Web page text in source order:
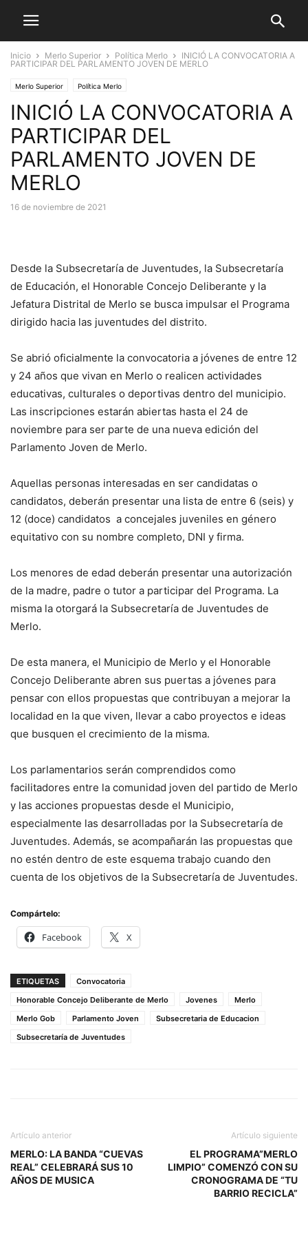
Inicio Merlo Superior Política Merlo
INICIÓ LA CONVOCATORIA A
PARTICIPAR DEL PARLAMENTO JOVEN DE MERLO
Merlo Superior Política Merlo
INICIÓ LA CONVOCATORIA A
PARTICIPAR DEL
PARLAMENTO JOVEN DE
MERLO
16 de noviembre de 2021
Desde la Subsecretaría de Juventudes, la Subsecretaría
de Educación, el Honorable Concejo Deliberante y la
Jefatura Distrital de Merlo se busca impulsar el Programa
dirigido hacia las juventudes del distrito.
Se abrió oficialmente la convocatoria a jóvenes de entre 12
y 24 años que vivan en Merlo o realicen actividades
educativas, culturales o deportivas dentro del municipio.
Las inscripciones estarán abiertas hasta el 24 de
noviembre para ser parte de una nueva edición del
Parlamento Joven de Merlo.
Aquellas personas interesadas en ser candidatas o
candidatos, deberán presentar una lista de entre 6 (seis) y
12 (doce) candidatos a concejales juveniles en género
equitativo con su nombre completo, DNI y firma.
Los menores de edad deberán presentar una autorización
de la madre, padre o tutor a participar del Programa. La
misma la otorgará la Subsecretaría de Juventudes de
Merlo.
De esta manera, el Municipio de Merlo y el Honorable
Concejo Deliberante abren sus puertas a jóvenes para
pensar con ellos propuestas que contribuyan a mejorar la
localidad en la que viven, llevar a cabo proyectos e ideas
que busquen el crecimiento de la misma.
Los parlamentarios serán comprendidos como
facilitadores entre la comunidad joven del partido de Merlo
y las acciones propuestas desde el Municipio,
especialmente las desarrolladas por la Subsecretaría de
Juventudes. Además, se acompañarán las propuestas que
no estén dentro de este esquema trabajo cuando den
cuenta de los objetivos de la Subsecretaría de Juventudes.
Compártelo:
Facebook X
ETIQUETAS
Convocatoria
Honorable Concejo Deliberante de Merlo
Jovenes
Merlo
Merlo Gob
Parlamento Joven
Subsecretaria de Educacion
Subsecretaría de Juventudes
Artículo anterior
MERLO: LA BANDA “CUEVAS
REAL” CELEBRARÁ SUS 10
AÑOS DE MUSICA
Artículo siguiente
EL PROGRAMA”MERLO
LIMPIO” COMENZÓ CON SU
CRONOGRAMA DE “TU
BARRIO RECICLA”